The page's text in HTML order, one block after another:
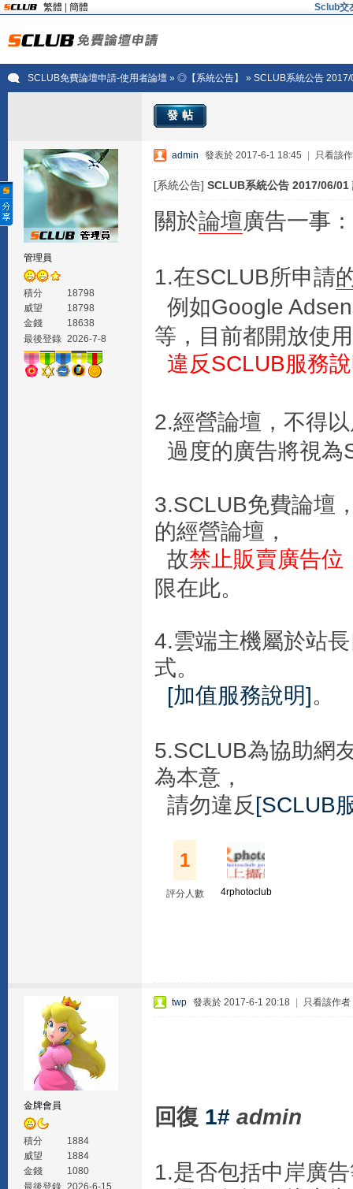
繁體 簡體 Sclub交
SCLUB免費論壇申請-使用者論壇» ◎【系統公告】 » SCLUB系統公告
發帖
管理員
積分
18798
威望
18798
金錢
18638
最後登錄 2026-7-8
admin 發表於 2017-6-1 18:45 只看該
[系統公告] SCLUB系統公告 2017/06/01
關於論壇廣告一事：
1.在SCLUB所申請
例如Google
等，目前都開放使
違反SCLUB服務
2.經營論壇，不得
過度的廣告將視為
3.SCLUB免費論壇
的經營論壇，
故禁止販賣廣告位
限在此。
4.雲端主機屬於站
式。
[加值服務說明]。
5.SCLUB為協助網
為本意，
請勿違反[SCLUB
1
評分人數 4rphotoclub
金牌會員
積分
1884
威望
1884
金錢
1080
最後登錄 2026-6-15
twp 發表於 2017-6-1 20:18 只看該作者
回復 1# admin
1.是否包括中岸廣